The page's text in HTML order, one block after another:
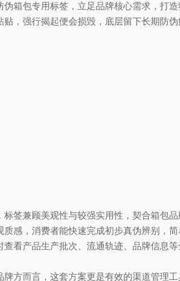
包专用标签，立足品牌核心需求，打造
贴，强行揭起便会损毁，底层留下长期防
兼顾美观性与较强实用性，契合箱包品
质感，消费者能快速完成初步真伪辨别，
查看产品生产批次、流通轨迹、品牌信息
而言，这套方案更是有效的渠道管理工